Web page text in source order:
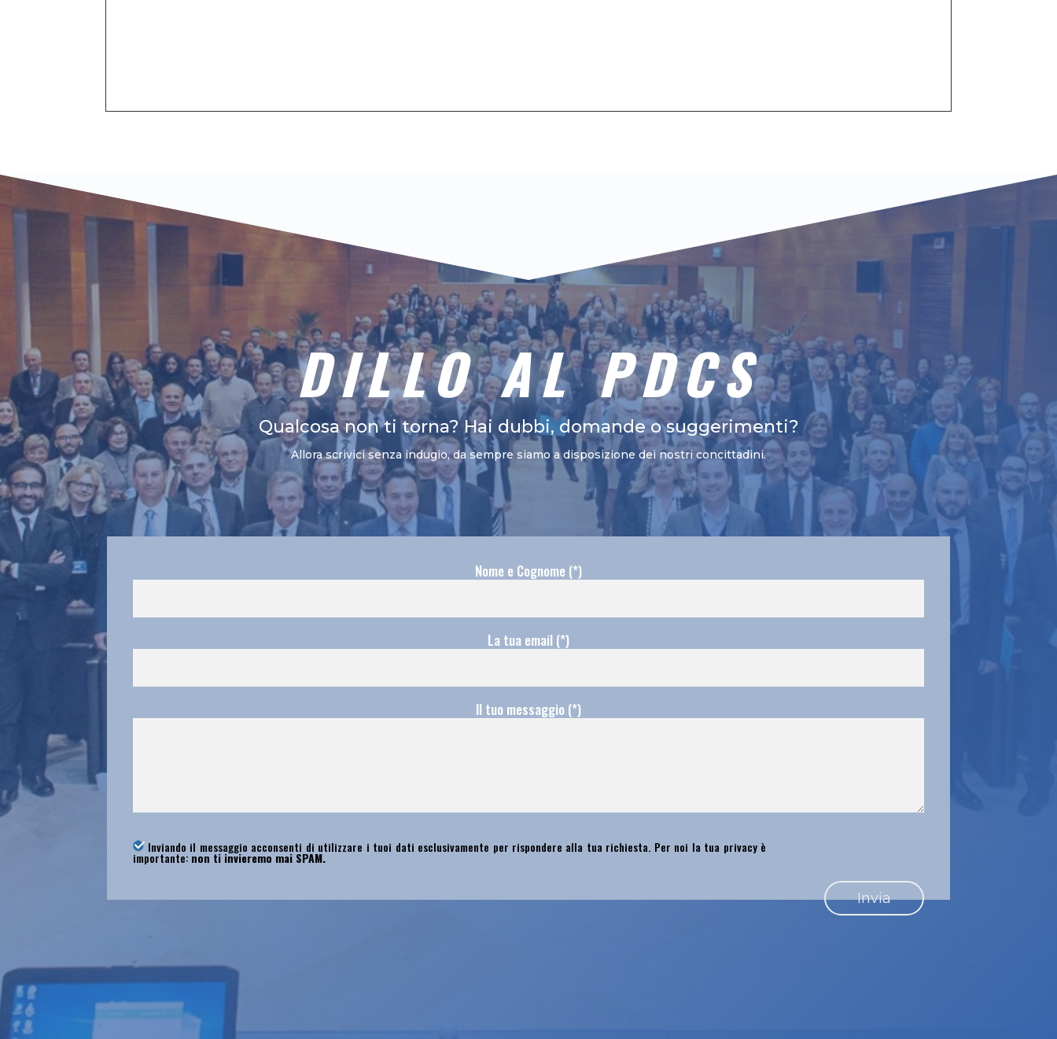
DILLO AL PDCS
Qualcosa non ti torna? Hai dubbi, domande o suggerimenti?
Allora scrivici senza indugio, da sempre siamo a disposizione dei nostri concittadini.
Nome e Cognome (*)
La tua email (*)
Il tuo messaggio (*)
Inviando il messaggio acconsenti di utilizzare i tuoi dati esclusivamente per rispondere alla tua richiesta. Per noi la tua privacy è
importante:non ti invieremo mai SPAM.